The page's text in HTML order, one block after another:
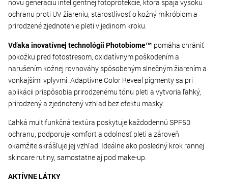
novú generáciu inteligentnej fotoprotekcie, ktorá spája vysokú
ochranu proti UV žiareniu, starostlivosť o kožný mikróbiom a
prirodzené zjednotenie pleti v jedinom kroku.
Vďaka inovatívnej technológii Photobiome™ pomáha chrániť
pokožku pred fotostresom, oxidatívnym poškodením a
narušením kožnej rovnováhy spôsobeným slnečným žiarením a
vonkajšími vplyvmi. Adaptívne Color Reveal pigmenty sa pri
aplikácii prispôsobia prirodzenému tónu pleti a vytvoria ľahký,
prirodzený a zjednotený vzhľad bez efektu masky.
Ľahká multifunkčná textúra poskytuje každodennú SPF50
ochranu, podporuje komfort a odolnosť pleti a zároveň
okamžite skrášľuje jej vzhľad. Ideálne ako posledný krok rannej
skincare rutiny, samostatne aj pod make-up.
AKTÍVNE LÁTKY